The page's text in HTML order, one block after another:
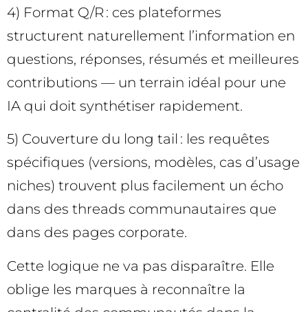
4) Format Q/R : ces plateformes
structurent naturellement l’information en
questions, réponses, résumés et meilleures
contributions — un terrain idéal pour une
IA qui doit synthétiser rapidement.
5) Couverture du long tail : les requêtes
spécifiques (versions, modèles, cas d’usage
niches) trouvent plus facilement un écho
dans des threads communautaires que
dans des pages corporate.
Cette logique ne va pas disparaître. Elle
oblige les marques à reconnaître la